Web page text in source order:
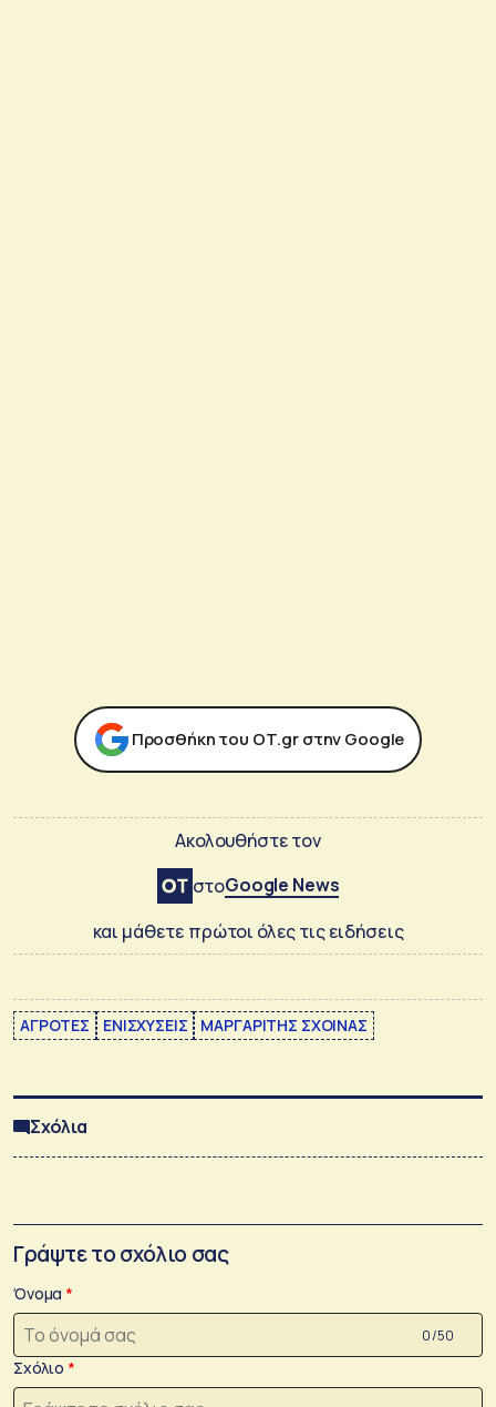
Προσθήκη του ΟΤ.gr στην Google
Ακολουθήστε τον
στοGoogle News
και μάθετε πρώτοι όλες τις ειδήσεις
ΑΓΡΟΤΕΣ ΕΝΙΣΧΥΣΕΙΣ ΜΑΡΓΑΡΙΤΗΣ ΣΧΟΙΝΑΣ
Σχόλια
Γράψτε το σχόλιο σας
Όνομα
0 /50
Σχόλιο